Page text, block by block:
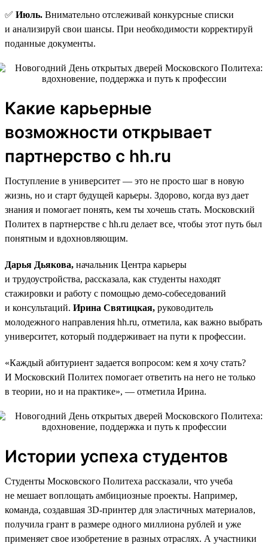
✅ Июль. Внимательно отслеживай конкурсные списки
и анализируй свои шансы. При необходимости корректируй
поданные документы.
Какие карьерные
возможности открывает
партнерство с hh.ru
Поступление в университет — это не просто шаг в новую
жизнь, но и старт будущей карьеры. Здорово, когда вуз дает
знания и помогает понять, кем ты хочешь стать. Московский
Политех в партнерстве с hh.ru делает все, чтобы этот путь был
понятным и вдохновляющим.
Дарья Дьякова, начальник Центра карьеры
и трудоустройства, рассказала, как студенты находят
стажировки и работу с помощью демо-собеседований
и консультаций. Ирина Святицкая, руководитель
молодежного направления hh.ru, отметила, как важно выбрать
университет, который поддерживает на пути к профессии.
«Каждый абитуриент задается вопросом: кем я хочу стать?
И Московский Политех помогает ответить на него не только
в теории, но и на практике», — отметила Ирина.
Истории успеха студентов
Студенты Московского Политеха рассказали, что учеба
не мешает воплощать амбициозные проекты. Например,
команда, создавшая 3D-принтер для эластичных материалов,
получила грант в размере одного миллиона рублей и уже
применяет свое изобретение в разных отраслях. А участники